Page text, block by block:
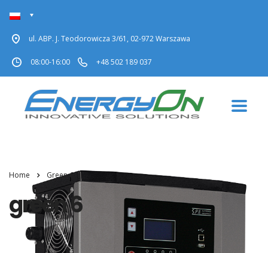
ul. ABP. J. Teodorowicza 3/61, 02-972 Warszawa
08:00-16:00 +48 502 189 037
Home Green 6
green 6